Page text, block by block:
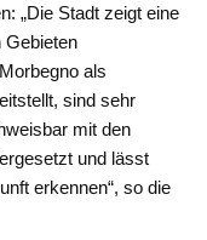
„Die Stadt zeigt eine
Gebieten
als
sind sehr
mit den
und lässt
erkennen“, so die